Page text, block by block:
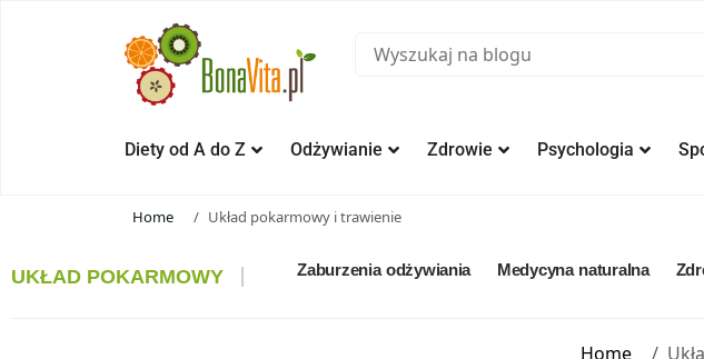
Diety od A do Z Odżywianie Zdrowie Psychologia
Home Układ pokarmowy i trawienie
UKŁAD POKARMOWY Zaburzenia odżywiania Medycyna naturalna
Home